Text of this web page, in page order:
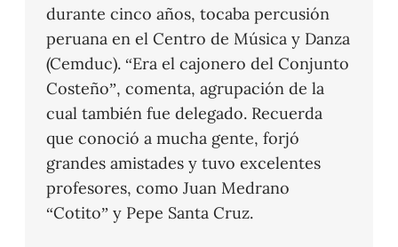
durante cinco años, tocaba percusión
peruana en el Centro de Música y Danza
(Cemduc). “Era el cajonero del Conjunto
Costeño”, comenta, agrupación de la
cual también fue delegado. Recuerda
que conoció a mucha gente, forjó
grandes amistades y tuvo excelentes
profesores, como Juan Medrano
“Cotito” y Pepe Santa Cruz.